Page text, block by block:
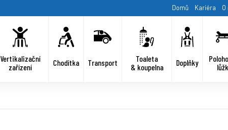
Domů Kariéra
Vertikalizační
zařízení
Chodítka Transport
Toaleta
& koupelna
Doplňky